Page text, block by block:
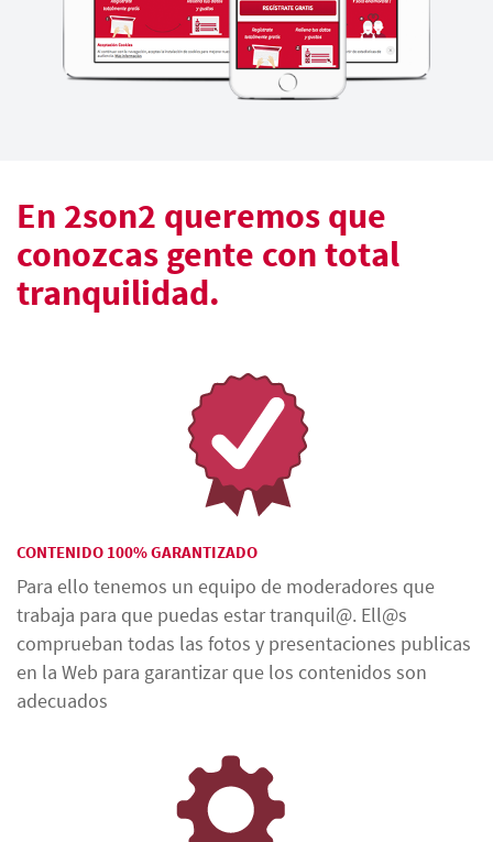
En 2son2 queremos que
conozcas gente con total
tranquilidad.
CONTENIDO 100% GARANTIZADO
Para ello tenemos un equipo de moderadores que
trabaja para que puedas estar tranquil@. Ell@s
comprueban todas las fotos y presentaciones publicas
en la Web para garantizar que los contenidos son
adecuados